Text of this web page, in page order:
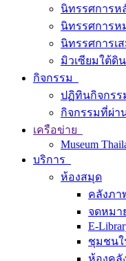
นิทรรศการห
นิทรรศการห
นิทรรศการเ
มิวเซียมใต้ดิน
กิจกรรม
ปฏิทินกิจกรร
กิจกรรมที่ผ่า
เครือข่าย
Museum
บริการ
ห้องสมุด
คลังภา
จดหมา
E-
ชุมชน
ห้องคลั